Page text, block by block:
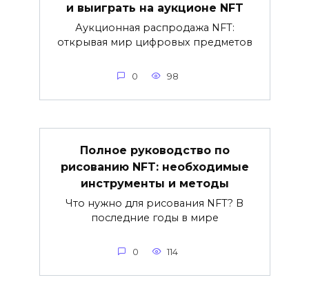
и выиграть на аукционе NFT
Аукционная распродажа NFT:
открывая мир цифровых предметов
0 98
Полное руководство по
рисованию NFT: необходимые
инструменты и методы
Что нужно для рисования NFT? В
последние годы в мире
0 114